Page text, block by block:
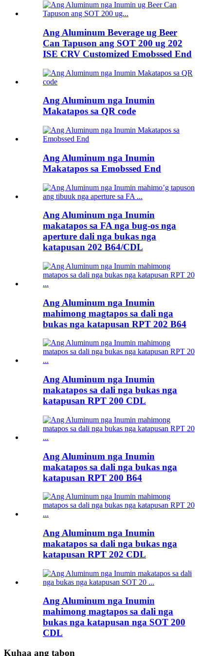
Ang Aluminum Beverage ug Beer
Can Tapuson ang SOT 200 ug 202
ISE CRV Customized Emobssed End
Ang Aluminum nga Inumin
Makatapos sa QR code
Ang Aluminum nga Inumin
Makatapos sa Emobssed End
Ang Aluminum nga Inumin
makatapos sa FA nga bug-os nga
aperture dali nga bukas nga
katapusan 202 B64/CDL
Ang Aluminum nga Inumin
mahimong magtapos sa dali nga
bukas nga katapusan RPT 202 B64
Ang Aluminum nga Inumin
makatapos sa dali nga bukas nga
katapusan RPT 200 CDL
Ang Aluminum nga Inumin
makatapos sa dali nga bukas nga
katapusan RPT 200 B64
Ang Aluminum nga Inumin
makatapos sa dali nga bukas nga
katapusan RPT 202 CDL
Ang Aluminum nga Inumin
mahimong magtapos sa dali nga
bukas nga katapusan nga SOT 200
CDL
Kuhaa ang tabon